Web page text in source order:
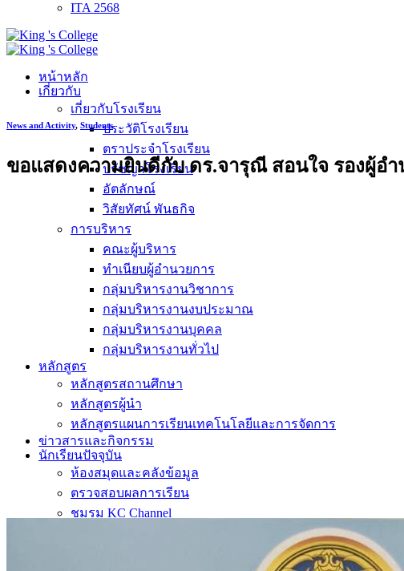
ITA 2568
หน้าหลัก
เกี่ยวกับ
เกี่ยวกับโรงเรียน
ประวัติโรงเรียน
ตราประจำโรงเรียน
ปรัชญาโรงเรียน
อัตลักษณ์
วิสัยทัศน์ พันธกิจ
การบริหาร
คณะผู้บริหาร
ทำเนียบผู้อำนวยการ
กลุ่มบริหารงานวิชาการ
กลุ่มบริหารงานงบประมาณ
กลุ่มบริหารงานบุคคล
กลุ่มบริหารงานทั่วไป
หลักสูตร
หลักสูตรสถานศึกษา
หลักสูตรผู้นำ
หลักสูตรแผนการเรียนเทคโนโลยีและการจัดการ
ข่าวสารและกิจกรรม
นักเรียนปัจจุบัน
ห้องสมุดและคลังข้อมูล
ตรวจสอบผลการเรียน
ชมรม KC Channel
News and Activity, Students
ขอแสดงความยินดีกับ ดร.จารุณี สอนใจ รองผู้อำ